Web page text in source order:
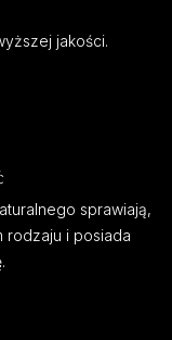
jakości.
sprawiają,
rodzaju i posiada